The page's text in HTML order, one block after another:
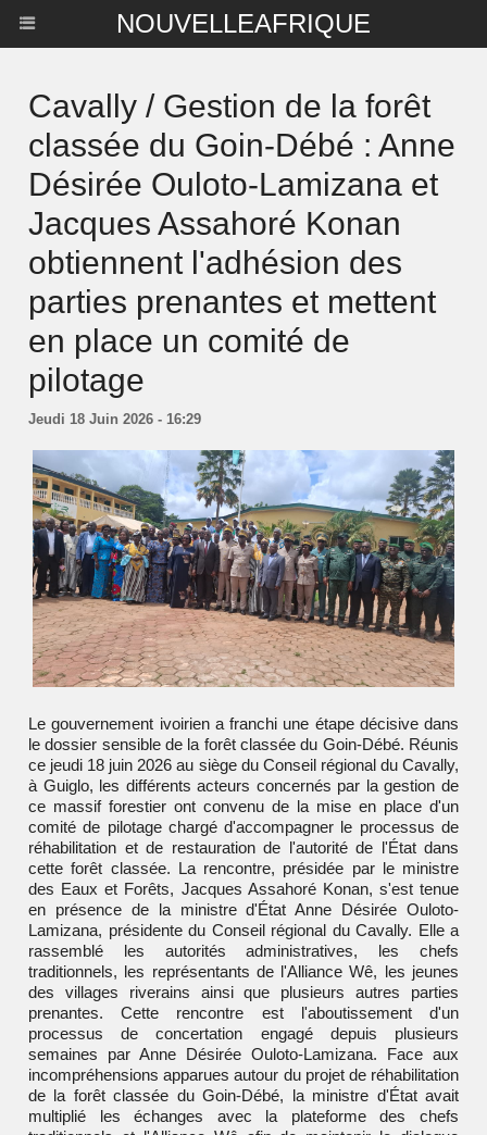
NOUVELLEAFRIQUE
Cavally / Gestion de la forêt
classée du Goin-Débé : Anne
Désirée Ouloto-Lamizana et
Jacques Assahoré Konan
obtiennent l'adhésion des
parties prenantes et mettent
en place un comité de
pilotage
Jeudi 18 Juin 2026 - 16:29
Le gouvernement ivoirien a franchi une étape décisive dans
le dossier sensible de la forêt classée du Goin-Débé. Réunis
ce jeudi 18 juin 2026 au siège du Conseil régional du Cavally,
à Guiglo, les différents acteurs concernés par la gestion de
ce massif forestier ont convenu de la mise en place d'un
comité de pilotage chargé d'accompagner le processus de
réhabilitation et de restauration de l'autorité de l'État dans
cette forêt classée. La rencontre, présidée par le ministre
des Eaux et Forêts, Jacques Assahoré Konan, s'est tenue
en présence de la ministre d'État Anne Désirée Ouloto-
Lamizana, présidente du Conseil régional du Cavally. Elle a
rassemblé les autorités administratives, les chefs
traditionnels, les représentants de l'Alliance Wê, les jeunes
des villages riverains ainsi que plusieurs autres parties
prenantes. Cette rencontre est l'aboutissement d'un
processus de concertation engagé depuis plusieurs
semaines par Anne Désirée Ouloto-Lamizana. Face aux
incompréhensions apparues autour du projet de réhabilitation
de la forêt classée du Goin-Débé, la ministre d'État avait
multiplié les échanges avec la plateforme des chefs